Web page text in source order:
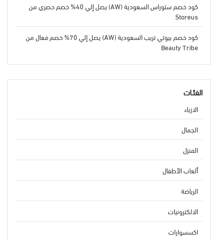
كود خصم ستوراس السعودية (AW) يصل إلي 40% خصم حصري من
Storeus
كود خصم بيوتي تريب السعودية (AW) يصل إلي 70% خصم فعال من
Beauty Tribe
الفئـات
الازياء
الجمال
المنزل
ألعاب الأطفال
الرياضة
الالكترونيات
اكسسوارات